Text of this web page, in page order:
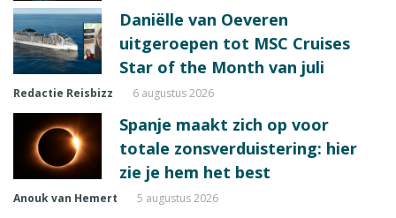
Daniëlle van Oeveren
uitgeroepen tot MSC Cruises
Star of the Month van juli
Redactie Reisbizz 6 augustus 2026
Spanje maakt zich op voor
totale zonsverduistering: hier
zie je hem het best
Anouk van Hemert 5 augustus 2026